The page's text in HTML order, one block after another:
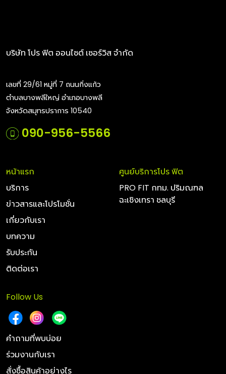
บริษัท โปร ฟิต ออนไซต์ เซอร์วิส จำกัด
เลขที่ 29/61 หมู่ที่ 7 ถนนกิ่งแก้ว
ตำบลบางพลีใหญ่ อำเภอบางพลี
จังหวัดสมุทรปราการ 10540
090-956-5566
หน้าแรก
บริการ
ข่าวสารและโปรโมชั่น
เกี่ยวกับเรา
บทความ
รับประกัน
ติดต่อเรา
ศูนย์บริการโปร ฟิต
PRO FIT กทม. ปริมณฑล
ฉะเชิงเทรา ชลบุรี
Follow Us
คำถามที่พบบ่อย
ร่วมงานกับเรา
สั่งซื้อสินค้าอย่างไร